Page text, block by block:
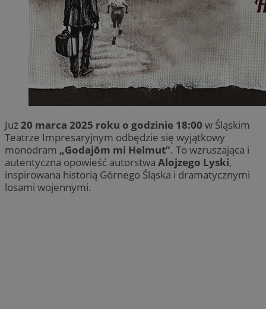
Już20 marca 2025 roku o godzinie 18:00 w Śląskim
Teatrze Impresaryjnym odbędzie się wyjątkowy
monodram „Godajōm mi Helmut”. To wzruszająca i
autentyczna opowieść autorstwa Alojzego Lyski,
inspirowana historią Górnego Śląska i dramatycznymi
losami wojennymi.